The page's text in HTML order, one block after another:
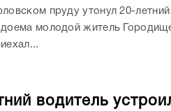
пруду утонул 20-
молодой житель
водитель